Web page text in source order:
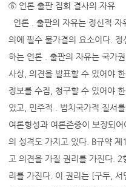
⑤ 언론 출판 집회 결사의 자유
언론 . 출판의 자유는 정신적
의에 필수 불가결의 요소이다. 정
하는 언론 . 출판의 자유는 국가
사상, 의견을 발표할 수 있어야
정보를 수집, 청구할 수 있어야
있고, 민주적 . 법치국가적 질서
여론형성과 여론존중이 보장되
의 성격도 가지고 있다. B규약
고 의견을 가질 권리를 가진다.
리를 가진다. 이 권리는 [구두,